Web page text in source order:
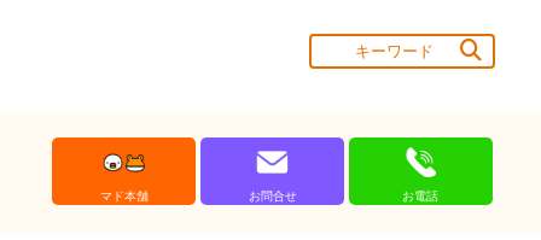
マド本舗 お問合せ お電話